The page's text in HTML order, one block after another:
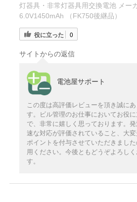
灯器具・非常灯器具用交換電池 メー
6.0V1450mAh （FK750後継品）
役に立った 0
サイトからの返信
電池屋サポート
この度は高評価レビューを頂き誠に
す。ビル管理のお仕事においてお役
で、非常に嬉しく思っております。
速な対応が評価されていること、大
ポイントを付与させていただきまし
用ください。今後ともどうぞよろし
す。